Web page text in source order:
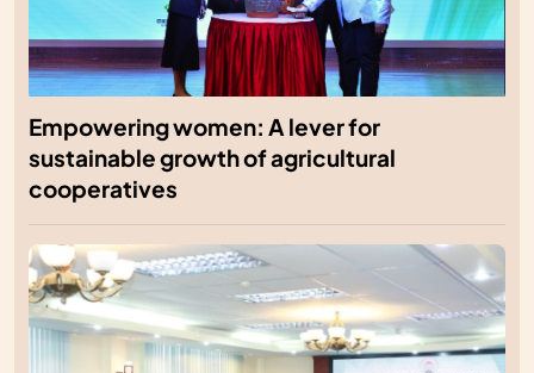
Empowering women: A lever for
sustainable growth of agricultural
cooperatives